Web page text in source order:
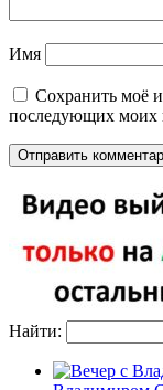
Имя
Сохранить моё
последующих моих
Найти: